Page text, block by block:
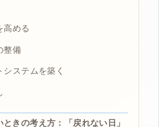
高める
整備
ステムを築く
ときの考え方：「戻れない日」